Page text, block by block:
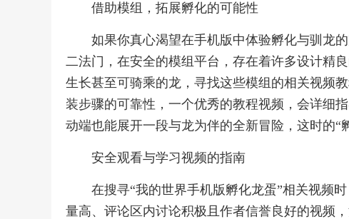
借助模组，拓展孵化的可能性
如果你真心渴望在手机版中体验孵化与驯龙
二法门，在安全的模组平台，存在着许多设计精
生长甚至可骑乘的龙，寻找这些模组的相关视频
装步骤的可靠性，一个优秀的教程视频，会详细
动端也能展开一段与龙为伴的全新冒险，这时的“
安全观看与学习视频的指南
在搜寻“我的世界手机版孵化龙蛋”相关视频
量高、评论区内讨论积极且作者信誉良好的视频